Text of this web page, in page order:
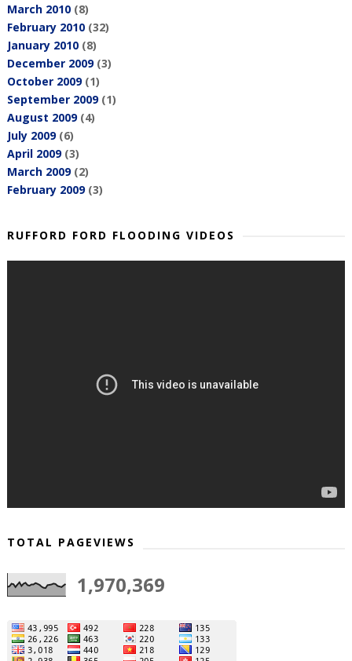
March 2010(8)
February 2010(32)
January 2010(8)
December 2009(3)
October 2009(1)
September 2009(1)
August 2009(4)
July 2009(6)
April 2009(3)
March 2009(2)
February 2009(3)
RUFFORD FORD FLOODING VIDEOS
TOTAL PAGEVIEWS
1,970,369